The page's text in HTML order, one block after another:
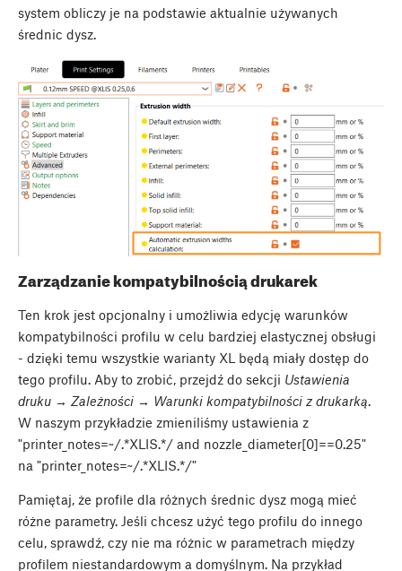
system obliczy je na podstawie aktualnie używanych
średnic dysz.
Zarządzanie kompatybilnością drukarek
Ten krok jest opcjonalny i umożliwia edycję warunków
kompatybilności profilu w celu bardziej elastycznej obsługi
- dzięki temu wszystkie warianty XL będą miały dostęp do
tego profilu. Aby to zrobić, przejdź do sekcji Ustawienia
druku → Zależności → Warunki kompatybilności z drukarką.
W naszym przykładzie zmieniliśmy ustawienia z
"printer_notes=~/.*XLIS.*/ and nozzle_diameter[0]==0.25"
na "printer_notes=~/.*XLIS.*/"
Pamiętaj, że profile dla różnych średnic dysz mogą mieć
różne parametry. Jeśli chcesz użyć tego profilu do innego
celu, sprawdź, czy nie ma różnic w parametrach między
profilem niestandardowym a domyślnym. Na przykład